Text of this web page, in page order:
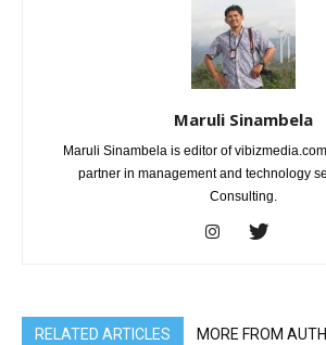
Maruli Sinambela
Maruli Sinambela is editor of
partner in management and technology
Consulting.
RELATED ARTICLES MORE FROM